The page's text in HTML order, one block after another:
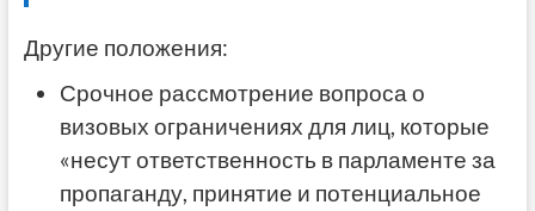
Другие положения:
Срочное рассмотрение вопроса о
визовых ограничениях для лиц, которые
«несут ответственность в парламенте за
пропаганду, принятие и потенциальное